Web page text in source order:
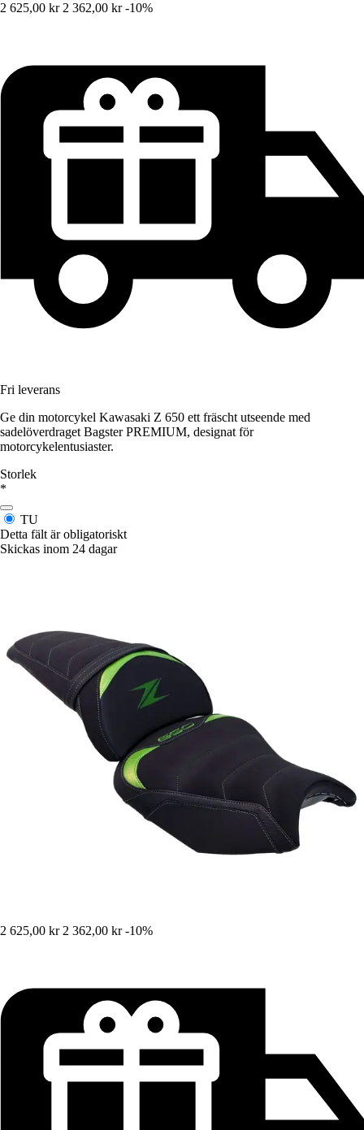
2 625,00 kr 2 362,00 kr -10%
Fri leverans
Ge din motorcykel Kawasaki Z 650 ett fräscht utseende med
sadelöverdraget Bagster PREMIUM, designat för
motorcykelentusiaster.
Storlek
*
TU
Detta fält är obligatoriskt
Skickas inom 24 dagar
2 625,00 kr 2 362,00 kr -10%